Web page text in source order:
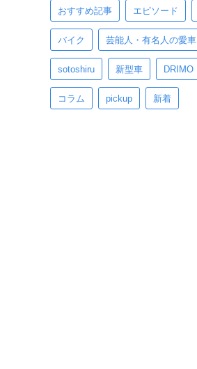
おすすめ記事 エピソード
バイク 芸能人・有名人の愛車
sotoshiru 新型車 DRIMO
コラム pickup 新着